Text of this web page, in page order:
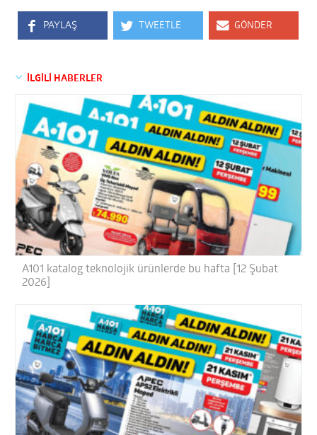
PAYLAŞ TWEETLE GÖNDER
İLGİLİ HABERLER
A101 katalog teknolojik ürünlerde bu hafta [12 Şubat
2026]